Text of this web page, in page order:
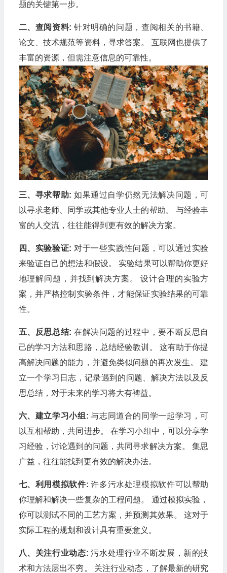
题的关键第一步。
二、查阅资料: 针对明确的问题，查阅相关的书籍、
论文、技术规范等资料，寻求答案。 互联网也提供了
丰富的资源，但需注意信息的可靠性。
三、寻求帮助: 如果通过自学仍然无法解决问题，可
以寻求老师、同学或其他专业人士的帮助。 与经验丰
富的人交流，往往能得到更有效的解决方案。
四、实验验证: 对于一些实践性问题，可以通过实验
来验证自己的想法和假设。 实验结果可以帮助你更好
地理解问题，并找到解决方案。 设计合理的实验方
案，并严格控制实验条件，才能保证实验结果的可靠
性。
五、反思总结: 在解决问题的过程中，要不断反思自
己的学习方法和思路，总结经验教训。 这有助于你提
高解决问题的能力，并避免类似问题的再次发生。 建
立一个学习日志，记录遇到的问题、解决方法以及反
思总结，对于未来的学习将大有裨益。
六、建立学习小组: 与志同道合的同学一起学习，可
以互相帮助，共同进步。 在学习小组中，可以分享学
习经验，讨论遇到的问题，共同寻求解决方案。 集思
广益，往往能找到更有效的解决办法。
七、利用模拟软件: 许多污水处理模拟软件可以帮助
你理解和解决一些复杂的工程问题。 通过模拟实验，
你可以测试不同的工艺方案，并预测其效果。 这对于
实际工程的规划和设计具有重要意义。
八、关注行业动态: 污水处理行业不断发展，新的技
术和方法层出不穷。 关注行业动态，了解最新的研究